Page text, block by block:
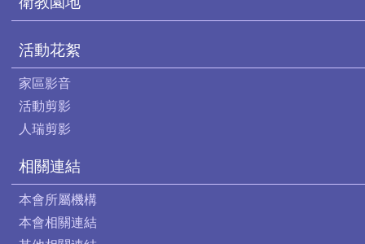
活動花絮
家區影音
活動剪影
人瑞剪影
相關連結
本會所屬機構
本會相關連結